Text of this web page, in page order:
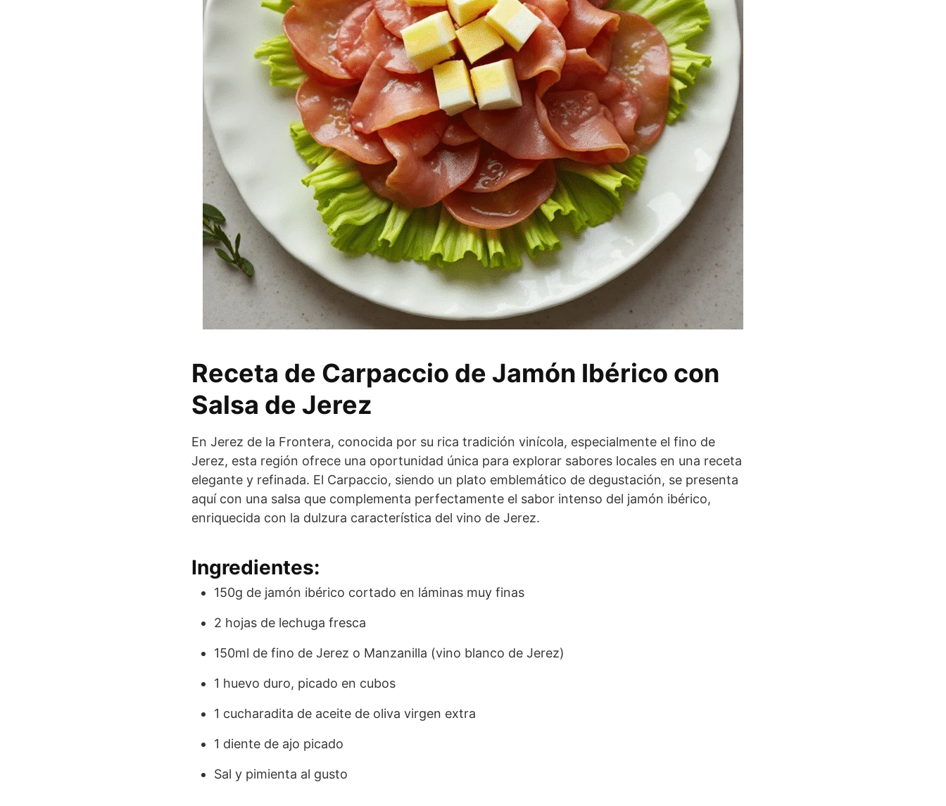
Receta de Carpaccio de Jamón Ibérico con
Salsa de Jerez
En Jerez de la Frontera, conocida por su rica tradición vinícola, especialmente el fino de
Jerez, esta región ofrece una oportunidad única para explorar sabores locales en una receta
elegante y refinada. El Carpaccio, siendo un plato emblemático de degustación, se presenta
aquí con una salsa que complementa perfectamente el sabor intenso del jamón ibérico,
enriquecida con la dulzura característica del vino de Jerez.
Ingredientes:
150g de jamón ibérico cortado en láminas muy finas
2 hojas de lechuga fresca
150ml de fino de Jerez o Manzanilla (vino blanco de Jerez)
1 huevo duro, picado en cubos
1 cucharadita de aceite de oliva virgen extra
1 diente de ajo picado
Sal y pimienta al gusto